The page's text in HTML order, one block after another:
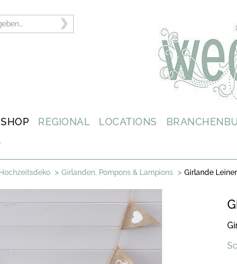
SHOP REGIONAL LOCATIONS
Hochzeitsdeko > Girlanden, Pompons & Lampions > Girlande